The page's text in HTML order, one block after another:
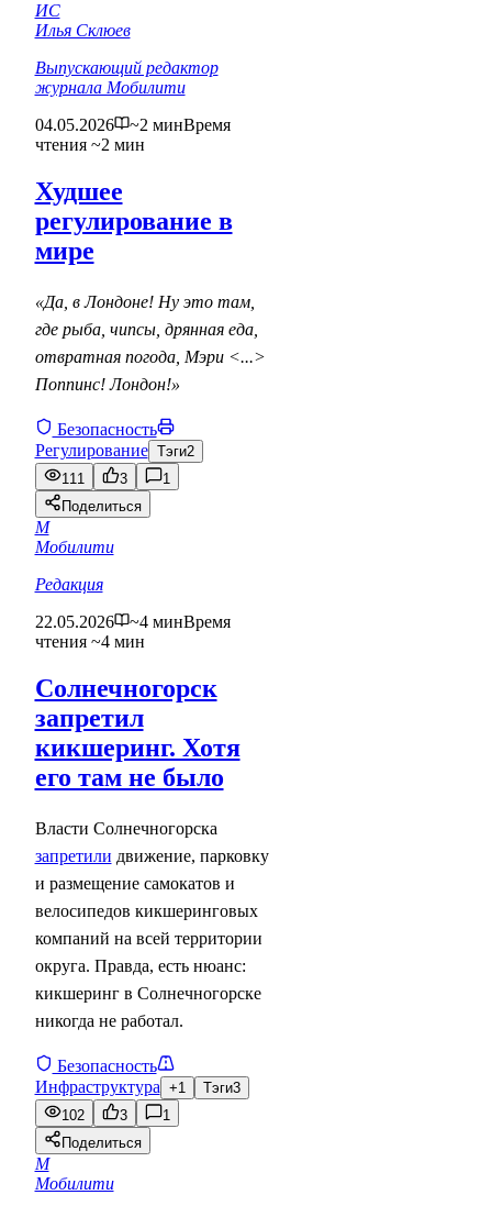
ИС
Илья Склюев
Выпускающий редактор
журнала Мобилити
04.05.2026
~2 минВремя
чтения ~2 мин
Худшее
регулирование в
мире
«Да, в Лондоне! Ну это там,
где рыба, чипсы, дрянная еда,
отвратная погода, Мэри <...>
Поппинс! Лондон!»
Безопасность
Регулирование Тэги2
111
3
1
Поделиться
М
Мобилити
Редакция
22.05.2026
~4 минВремя
чтения ~4 мин
Солнечногорск
запретил
кикшеринг. Хотя
его там не было
Власти Солнечногорска
запретили движение, парковку
и размещение самокатов и
велосипедов кикшеринговых
компаний на всей территории
округа. Правда, есть нюанс:
кикшеринг в Солнечногорске
никогда не работал.
Безопасность
Инфраструктура +1 Тэги3
102
3
1
Поделиться
М
Мобилити